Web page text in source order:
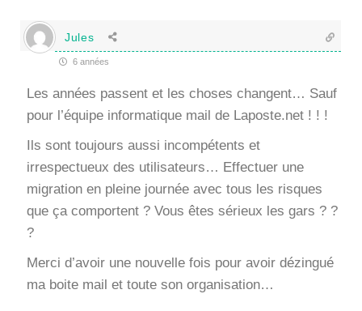
Jules
6 années
Les années passent et les choses changent… Sauf
pour l’équipe informatique mail de Laposte.net ! ! !
Ils sont toujours aussi incompétents et
irrespectueux des utilisateurs… Effectuer une
migration en pleine journée avec tous les risques
que ça comportent ? Vous êtes sérieux les gars ? ?
?
Merci d’avoir une nouvelle fois pour avoir dézingué
ma boite mail et toute son organisation…